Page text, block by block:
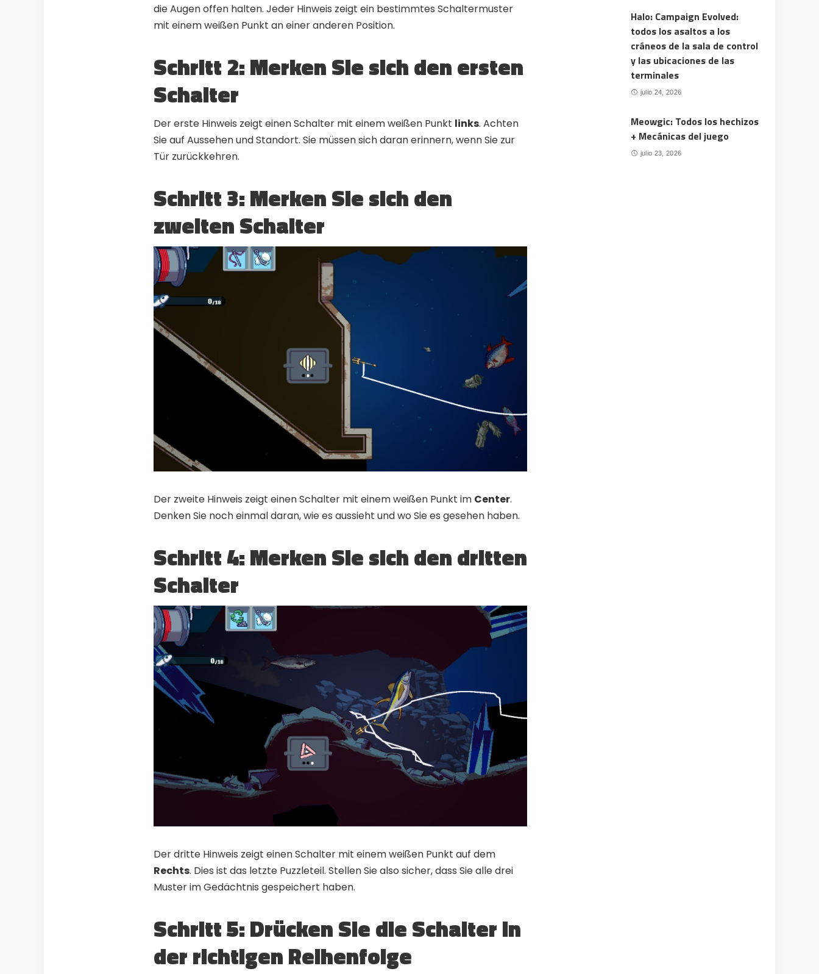
die Augen offen halten. Jeder Hinweis zeigt ein bestimmtes Schaltermuster
mit einem weißen Punkt an einer anderen Position.
Schritt 2: Merken Sie sich den ersten
Schalter
Der erste Hinweis zeigt einen Schalter mit einem weißen Punkt links. Achten
Sie auf Aussehen und Standort. Sie müssen sich daran erinnern, wenn Sie zur
Tür zurückkehren.
Schritt 3: Merken Sie sich den
zweiten Schalter
Der zweite Hinweis zeigt einen Schalter mit einem weißen Punkt im Center.
Denken Sie noch einmal daran, wie es aussieht und wo Sie es gesehen haben.
Schritt 4: Merken Sie sich den dritten
Schalter
Der dritte Hinweis zeigt einen Schalter mit einem weißen Punkt auf dem
Rechts. Dies ist das letzte Puzzleteil. Stellen Sie also sicher, dass Sie alle drei
Muster im Gedächtnis gespeichert haben.
Schritt 5: Drücken Sie die Schalter in
der richtigen Reihenfolge
Halo: Campaign Evolved:
todos los asaltos a los
cráneos de la sala de control
y las ubicaciones de las
terminales
julio 24, 2026
Meowgic: Todos los hechizos
+ Mecánicas del juego
julio 23, 2026